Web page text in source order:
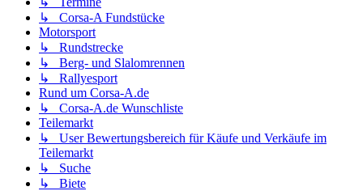
↳ Corsa-A Fundstücke
Motorsport
↳ Rundstrecke
↳ Berg- und Slalomrennen
↳ Rallyesport
Rund um Corsa-A.de
↳ Corsa-A.de Wunschliste
Teilemarkt
↳ User Bewertungsbereich für Käufe und Verkäufe im
Teilemarkt
↳ Suche
↳ Biete